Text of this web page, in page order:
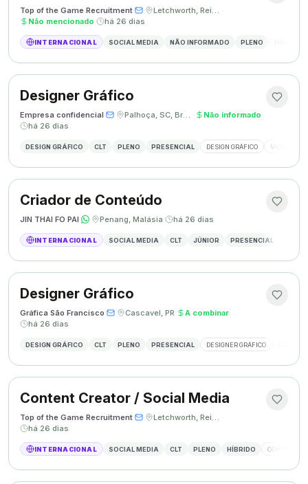
Top of the Game Recruitment· · Letchworth, Reino Unido ·
Não mencionado· há 26 dias
INTERNACIONAL SOCIAL MEDIA NÃO INFORMADO PLENO
Designer Gráfico
Empresa confidencial· · Palhoça, SC, Brasil · Não informado·
há 26 dias
DESIGN GRÁFICO CLT PLENO PRESENCIAL DESIGN GRÁFICO VAGA
Criador de Conteúdo
JIN THAI FO PAI· · Penang, Malásia· há 26 dias
INTERNACIONAL SOCIAL MEDIA CLT JÚNIOR PRESENCIAL
Designer Gráfico
Gráfica São Francisco· · Cascavel, PR· A combinar·
há 26 dias
DESIGN GRÁFICO CLT PLENO PRESENCIAL DESIGNER GRÁFICO
Content Creator / Social Media
Top of the Game Recruitment· · Letchworth, Reino Unido ·
há 26 dias
INTERNACIONAL SOCIAL MEDIA CLT PLENO HÍBRIDO CONTENT